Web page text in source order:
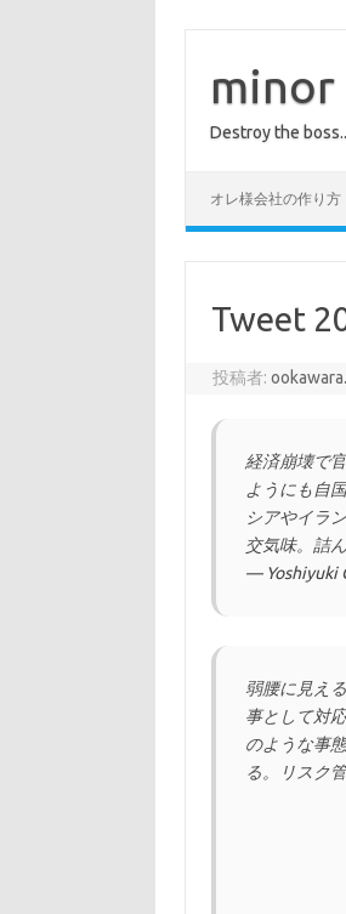
Destroy the
オレ様会社の作り方
Tweet
投稿者:
経済崩壊で
ようにも自
シアやイラ
交気味。詰
— Yoshiyuki
弱腰に見え
事として対
のような事
る。リスク